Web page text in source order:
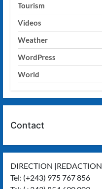
Tourism
Videos
Weather
WordPress
World
Contact
DIRECTION |REDACTION
Tel: (+243) 975 767 856